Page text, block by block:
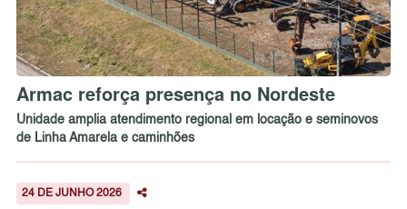
Armac reforça presença no Nordeste
Unidade amplia atendimento regional em locação e seminovos
de Linha Amarela e caminhões
24 DE JUNHO 2026